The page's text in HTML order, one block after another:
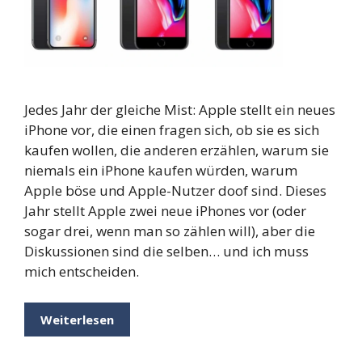
Jedes Jahr der gleiche Mist: Apple stellt ein neues
iPhone vor, die einen fragen sich, ob sie es sich
kaufen wollen, die anderen erzählen, warum sie
niemals ein iPhone kaufen würden, warum
Apple böse und Apple-Nutzer doof sind. Dieses
Jahr stellt Apple zwei neue iPhones vor (oder
sogar drei, wenn man so zählen will), aber die
Diskussionen sind die selben… und ich muss
mich entscheiden.
Weiterlesen